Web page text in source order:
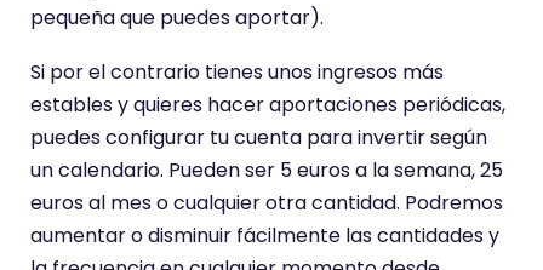
pequeña que puedes aportar).
Si por el contrario tienes unos ingresos más
estables y quieres hacer aportaciones periódicas,
puedes configurar tu cuenta para invertir según
un calendario. Pueden ser 5 euros a la semana, 25
euros al mes o cualquier otra cantidad. Podremos
aumentar o disminuir fácilmente las cantidades y